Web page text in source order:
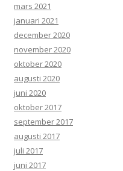
mars 2021
januari 2021
december 2020
november 2020
oktober 2020
augusti 2020
juni 2020
oktober 2017
september 2017
augusti 2017
juli 2017
juni 2017